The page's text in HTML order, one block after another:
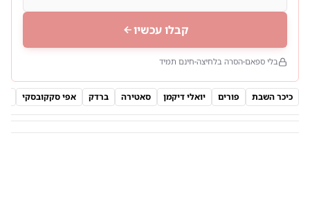
קבלו עכשיו
בלי ספאם הסרה בלחיצה חינם תמיד
כיכר השבת פורים יואלי דיקמן סאטירה ברדק אפי סקקובסקי